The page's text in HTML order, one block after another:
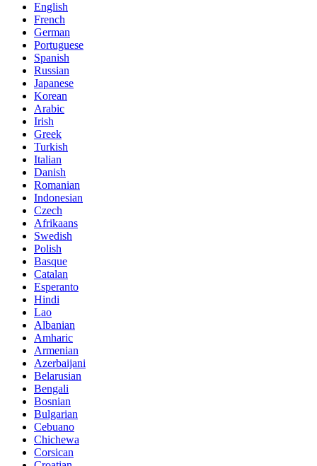
English
French
German
Portuguese
Spanish
Russian
Japanese
Korean
Arabic
Irish
Greek
Turkish
Italian
Danish
Romanian
Indonesian
Czech
Afrikaans
Swedish
Polish
Basque
Catalan
Esperanto
Hindi
Lao
Albanian
Amharic
Armenian
Azerbaijani
Belarusian
Bengali
Bosnian
Bulgarian
Cebuano
Chichewa
Corsican